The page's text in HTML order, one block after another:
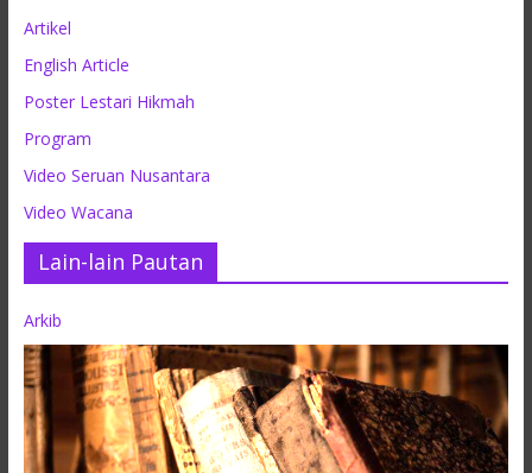
Artikel
English Article
Poster Lestari Hikmah
Program
Video Seruan Nusantara
Video Wacana
Lain-lain Pautan
Arkib